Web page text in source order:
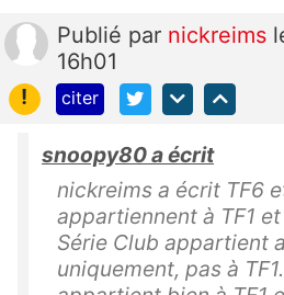
Publié par nickreims
16h01
!
citer
snoopy80 a écrit
nickreims a écrit TF6
appartiennent à TF1
Série Club appartient
uniquement, pas à